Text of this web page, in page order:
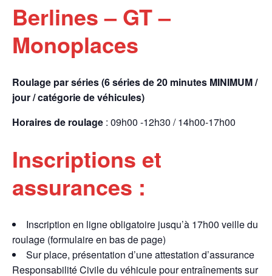
Berlines – GT –
Monoplaces
Roulage par séries (6 séries de 20 minutes MINIMUM /
jour / catégorie de véhicules)
Horaires de roulage : 09h00 -12h30 / 14h00-17h00
Inscriptions et
assurances :
Inscription en ligne obligatoire jusqu’à 17h00 veille du
roulage (formulaire en bas de page)
Sur place, présentation d’une attestation d’assurance
Responsabilité Civile du véhicule pour entraînements sur